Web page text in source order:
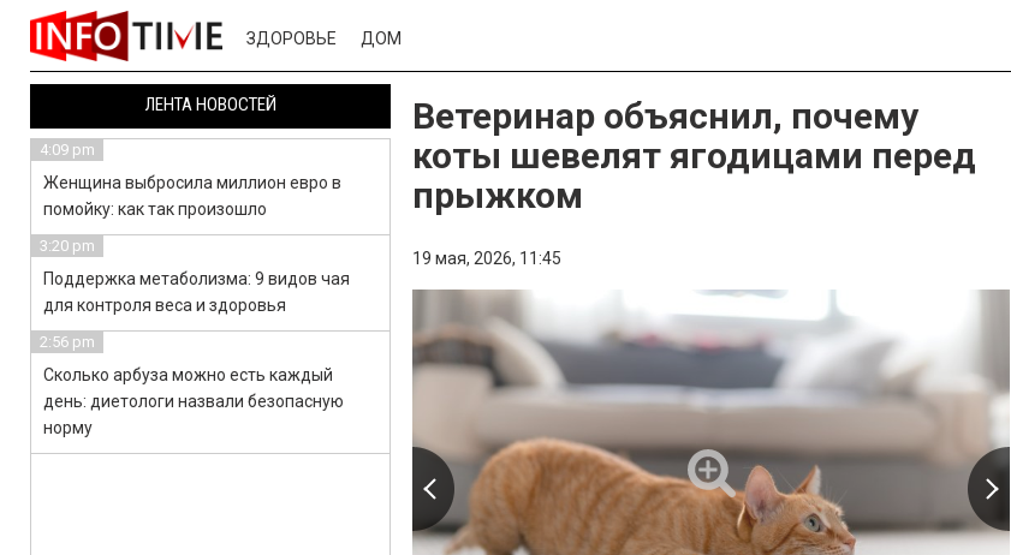
ЗДОРОВЬЕ ДОМ
Ветеринар объяснил, почему
коты шевелят ягодицами перед
прыжком
19 мая, 2026, 11:45
ЛЕНТА НОВОСТЕЙ
4:09 pm
Женщина выбросила миллион евро в
помойку: как так произошло
3:20 pm
Поддержка метаболизма: 9 видов чая
для контроля веса и здоровья
2:56 pm
Сколько арбуза можно есть каждый
день: диетологи назвали безопасную
норму